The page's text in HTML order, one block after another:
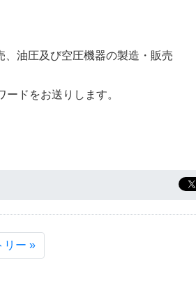
油圧及び空圧機器の製造・販売
ドをお送りします。
リー »